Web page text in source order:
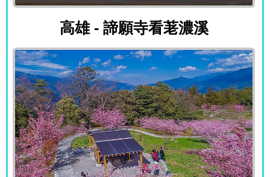
高雄 - 諦願寺看荖濃溪
高雄 - 諦願寺看荖濃溪